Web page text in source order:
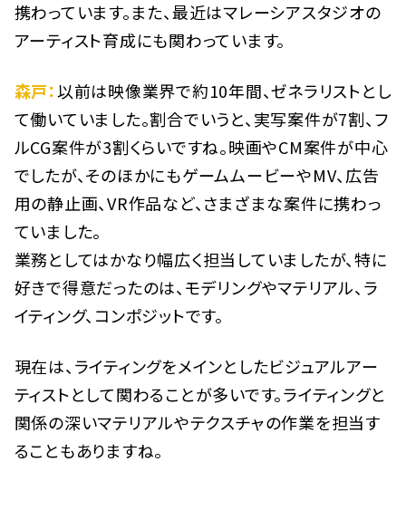
携わっています。また、最近はマレーシアスタジオの
アーティスト育成にも関わっています。
森戸：以前は映像業界で約10年間、ゼネラリストとし
て働いていました。割合でいうと、実写案件が7割、フ
ルCG案件が3割くらいですね。映画やCM案件が中心
でしたが、そのほかにもゲームムービーやMV、広告
用の静止画、VR作品など、さまざまな案件に携わっ
ていました。
業務としてはかなり幅広く担当していましたが、特に
好きで得意だったのは、モデリングやマテリアル、ラ
イティング、コンポジットです。
現在は、ライティングをメインとしたビジュアルアー
ティストとして関わることが多いです。ライティングと
関係の深いマテリアルやテクスチャの作業を担当す
ることもありますね。